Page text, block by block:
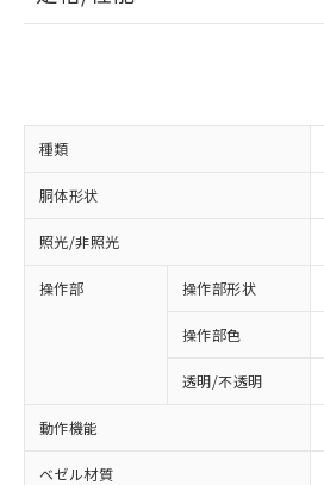
種類
胴体形状
照光/非照光
操作部 操作部形状
操作部色
透明/不透明
動作機能
ベゼル材質